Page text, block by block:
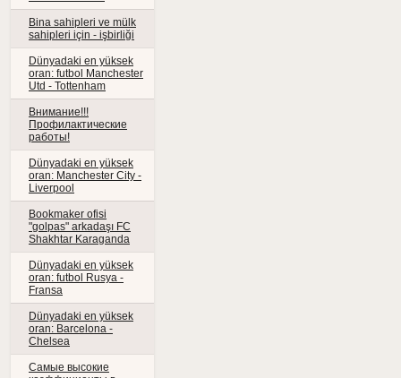
Bina sahipleri ve mülk
sahipleri için - işbirliği
Dünyadaki en yüksek
oran: futbol Manchester
Utd - Tottenham
Внимание!!!
Профилактические
работы!
Dünyadaki en yüksek
oran: Manchester City -
Liverpool
Bookmaker ofisi
"golpas" arkadaşı FC
Shakhtar Karaganda
Dünyadaki en yüksek
oran: futbol Rusya -
Fransa
Dünyadaki en yüksek
oran: Barcelona -
Chelsea
Самые высокие